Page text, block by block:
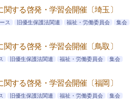
する啓発・学習会開催〔埼玉〕
ス 旧優生保護法関連 福祉・労働委員会 集会
する啓発・学習会開催〔鳥取〕
旧優生保護法関連 福祉・労働委員会 集会
する啓発・学習会開催〔福岡〕
旧優生保護法関連 福祉・労働委員会 集会